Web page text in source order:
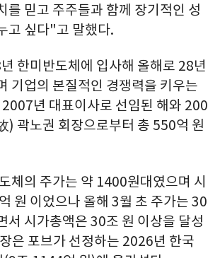
를 믿고 주주들과 함께 장기적인 성
고 싶다"고 말했다.
한미반도체에 입사해 올해로 28년
기업의 본질적인 경쟁력을 키우는
년 대표이사로 선임된 해와 200
) 곽노권 회장으로부터 총 550억 원
체의 주가는 약 1400원대였으며 시
원 이었으나 올해 3월 초 주가는 30
서 시가총액은 30조 원 이상을 달성
은 포브가 선정하는 2026년 한국